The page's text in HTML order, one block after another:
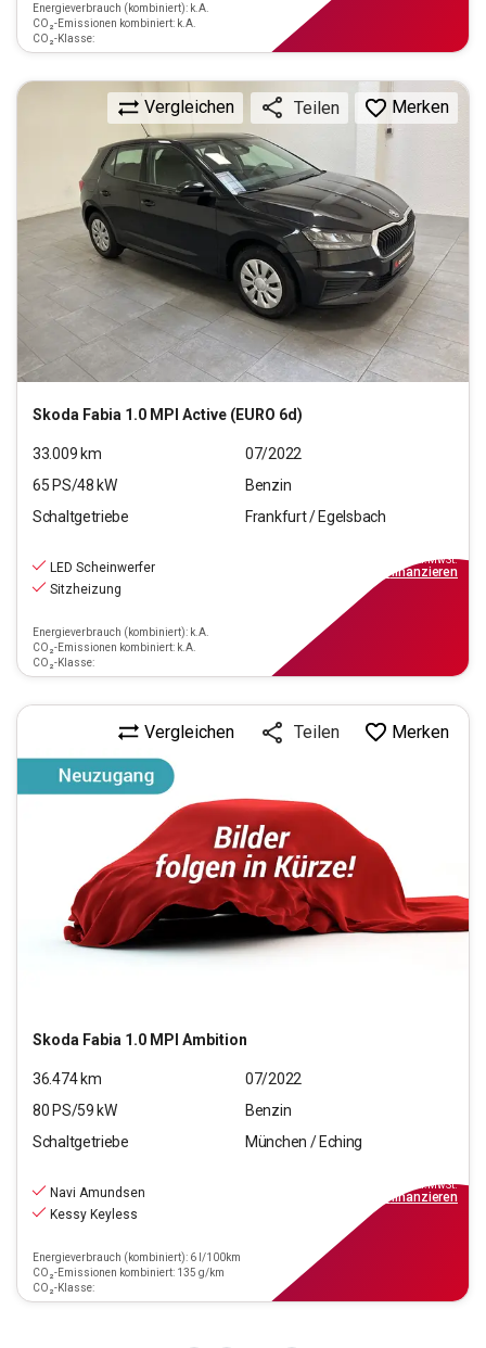
Energieverbrauch (kombiniert): k.A.
CO₂-Emissionen kombiniert: k.A.
CO₂-Klasse:
Skoda Fabia 1.0 MPI Active (EURO 6d)
Vergleichen Teilen Merken
33.009 km
07/2022
65 PS/48 kW
Benzin
Schaltgetriebe
Frankfurt / Egelsbach
LED Scheinwerfer
Sitzheizung
Energieverbrauch (kombiniert): k.A.
CO₂-Emissionen kombiniert: k.A.
CO₂-Klasse:
inkl.MwSt.
finanzieren
Skoda Fabia 1.0 MPI Ambition
Vergleichen Teilen Merken
36.474km
07/2022
80 PS/59 kW
Benzin
Schaltgetriebe
München / Eching
Navi Amundsen
Kessy Keyless
Energieverbrauch (kombiniert): 6 l/100km
CO₂-Emissionen kombiniert: 135 g/km
CO₂-Klasse:
inkl.MwSt.
finanzieren